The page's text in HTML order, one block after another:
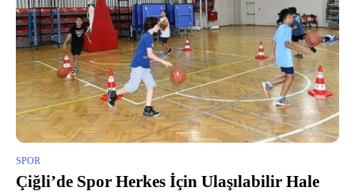
SPOR
Çiğli’de Spor Herkes İçin Ulaşılabilir Hale